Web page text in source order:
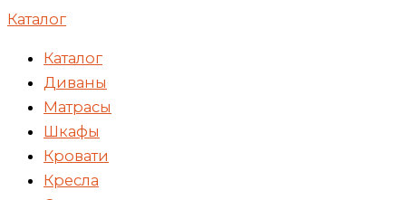
Каталог
Каталог
Диваны
Матрасы
Шкафы
Кровати
Кресла